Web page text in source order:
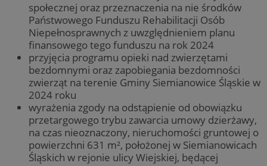
społecznej oraz przeznaczenia na nie środków
Państwowego Funduszu Rehabilitacji Osób
Niepełnosprawnych z uwzględnieniem planu
finansowego tego funduszu na rok 2024
przyjęcia programu opieki nad zwierzętami
bezdomnymi oraz zapobiegania bezdomności
zwierząt na terenie Gminy Siemianowice Śląskie w
2024 roku
wyrażenia zgody na odstąpienie od obowiązku
przetargowego trybu zawarcia umowy dzierżawy,
na czas nieoznaczony, nieruchomości gruntowej o
powierzchni 631 m², położonej w Siemianowicach
Śląskich w rejonie ulicy Wiejskiej, będącej